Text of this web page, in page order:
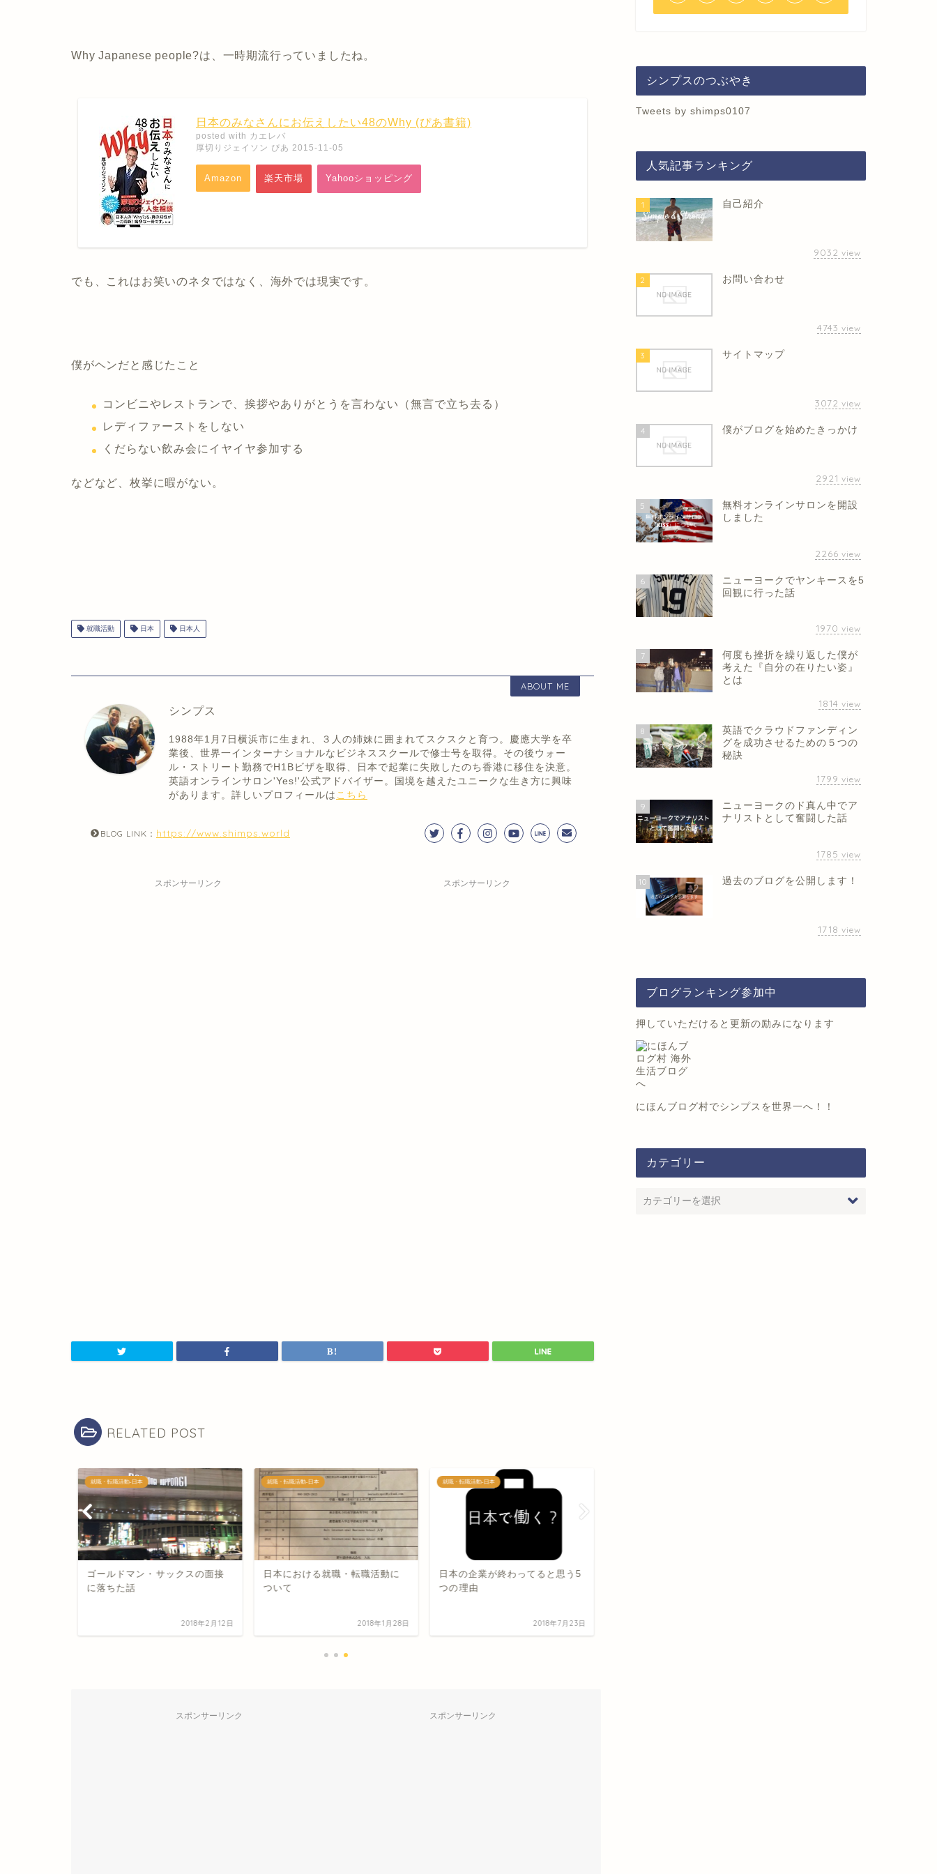
Why Japanese people?は、一時期流行っていましたね。
日本のみなさんにお伝えしたい48のWhy (ぴあ書籍)
posted with カエレバ
厚切りジェイソン ぴあ 2015-11-05
Amazon 楽天市場 Yahooショッピング
でも、これはお笑いのネタではなく、海外では現実です。
僕がヘンだと感じたこと
コンビニやレストランで、挨拶やありがとうを言わない（無言で立ち去る）
レディファーストをしない
くだらない飲み会にイヤイヤ参加する
などなど、枚挙に暇がない。
就職活動 日本 日本人
ABOUT ME
シンプス
1988年1月7日横浜市に生まれ、３人の姉妹に囲まれてスクスクと育つ。慶應大学を卒
業後、世界一インターナショナルなビジネススクールで修士号を取得。その後ウォー
ル・ストリート勤務でH1Bビザを取得、日本で起業に失敗したのち香港に移住を決意。
英語オンラインサロン'Yes!'公式アドバイザー。国境を越えたユニークな生き方に興味
があります。詳しいプロフィールは こちら
BLOG LINK： https://www.shimps.world
スポンサーリンク スポンサーリンク
RELATED POST
就職・転職活動-日本
ゴールドマン・サックスの面接
に落ちた話
2018年2月12日
就職・転職活動-日本
日本における就職・転職活動に
ついて
2018年1月28日
就職・転職活動-日本
日本の企業が終わってると思う5
つの理由
2018年7月23日
スポンサーリンク スポンサーリンク
シンプスのつぶやき
Tweets by shimps0107
人気記事ランキング
1 自己紹介
9032 view
2 お問い合わせ
4743 view
3 サイトマップ
3072 view
4 僕がブログを始めたきっかけ
2921 view
5
無料オンラインサロンを開設
しました
2266 view
6
ニューヨークでヤンキースを5
回観に行った話
1970 view
7
何度も挫折を繰り返した僕が
考えた『自分の在りたい姿』
とは
1814 view
8
英語でクラウドファンディン
グを成功させるための５つの
秘訣
1799 view
9
ニューヨークのド真ん中でア
ナリストとして奮闘した話
1785 view
10 過去のブログを公開します！
1718 view
ブログランキング参加中
押していただけると更新の励みになります
にほんブログ村でシンプスを世界一へ！！
カテゴリー